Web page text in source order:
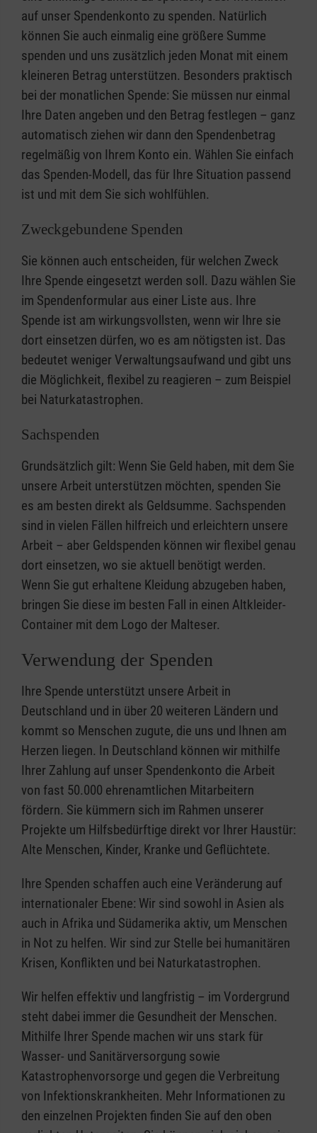
auf unser Spendenkonto zu spenden. Natürlich
können Sie auch einmalig eine größere Summe
spenden und uns zusätzlich jeden Monat mit einem
kleineren Betrag unterstützen. Besonders praktisch
bei der monatlichen Spende: Sie müssen nur einmal
Ihre Daten angeben und den Betrag festlegen – ganz
automatisch ziehen wir dann den Spendenbetrag
regelmäßig von Ihrem Konto ein. Wählen Sie einfach
das Spenden-Modell, das für Ihre Situation passend
ist und mit dem Sie sich wohlfühlen.
Zweckgebundene Spenden
Sie können auch entscheiden, für welchen Zweck
Ihre Spende eingesetzt werden soll. Dazu wählen Sie
im Spendenformular aus einer Liste aus. Ihre
Spende ist am wirkungsvollsten, wenn wir Ihre sie
dort einsetzen dürfen, wo es am nötigsten ist. Das
bedeutet weniger Verwaltungsaufwand und gibt uns
die Möglichkeit, flexibel zu reagieren – zum Beispiel
bei Naturkatastrophen.
Sachspenden
Grundsätzlich gilt: Wenn Sie Geld haben, mit dem Sie
unsere Arbeit unterstützen möchten, spenden Sie
es am besten direkt als Geldsumme. Sachspenden
sind in vielen Fällen hilfreich und erleichtern unsere
Arbeit – aber Geldspenden können wir flexibel genau
dort einsetzen, wo sie aktuell benötigt werden.
Wenn Sie gut erhaltene Kleidung abzugeben haben,
bringen Sie diese im besten Fall in einen Altkleider-
Container mit dem Logo der Malteser.
Verwendung der Spenden
Ihre Spende unterstützt unsere Arbeit in
Deutschland und in über 20 weiteren Ländern und
kommt so Menschen zugute, die uns und Ihnen am
Herzen liegen. In Deutschland können wir mithilfe
Ihrer Zahlung auf unser Spendenkonto die Arbeit
von fast 50.000 ehrenamtlichen Mitarbeitern
fördern. Sie kümmern sich im Rahmen unserer
Projekte um Hilfsbedürftige direkt vor Ihrer Haustür:
Alte Menschen, Kinder, Kranke und Geflüchtete.
Ihre Spenden schaffen auch eine Veränderung auf
internationaler Ebene: Wir sind sowohl in Asien als
auch in Afrika und Südamerika aktiv, um Menschen
in Not zu helfen. Wir sind zur Stelle bei humanitären
Krisen, Konflikten und bei Naturkatastrophen.
Wir helfen effektiv und langfristig – im Vordergrund
steht dabei immer die Gesundheit der Menschen.
Mithilfe Ihrer Spende machen wir uns stark für
Wasser- und Sanitärversorgung sowie
Katastrophenvorsorge und gegen die Verbreitung
von Infektionskrankheiten. Mehr Informationen zu
den einzelnen Projekten finden Sie auf den oben